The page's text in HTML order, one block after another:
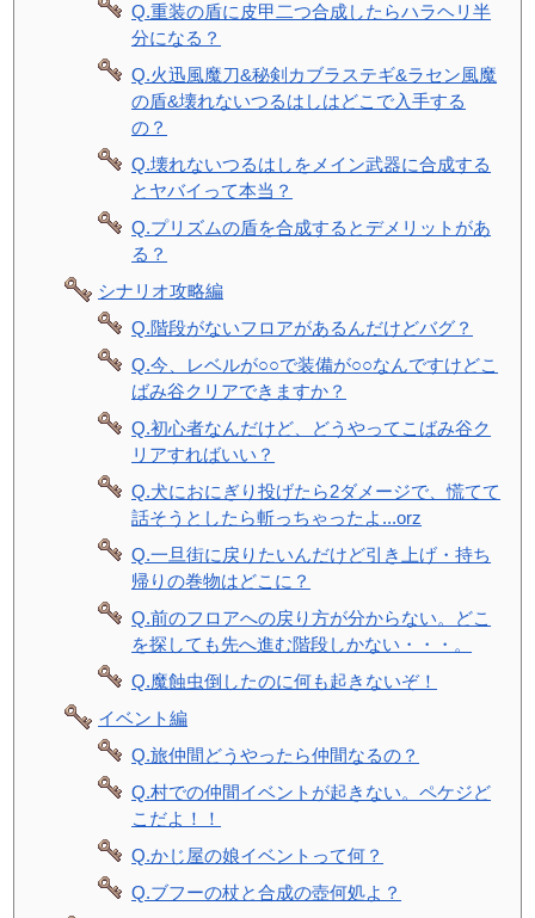
Q.重装の盾に皮甲二つ合成したらハラヘリ半
分になる？
Q.火迅風魔刀&秘剣カブラステギ&ラセン風魔
の盾&壊れないつるはしはどこで入手する
の？
Q.壊れないつるはしをメイン武器に合成する
とヤバイって本当？
Q.プリズムの盾を合成するとデメリットがあ
る？
シナリオ攻略編
Q.階段がないフロアがあるんだけどバグ？
Q.今、レベルが○○で装備が○○なんですけどこ
ばみ谷クリアできますか？
Q.初心者なんだけど、どうやってこばみ谷ク
リアすればいい？
Q.犬におにぎり投げたら2ダメージで、慌てて
話そうとしたら斬っちゃったよ...orz
Q.一旦街に戻りたいんだけど引き上げ・持ち
帰りの巻物はどこに？
Q.前のフロアへの戻り方が分からない。どこ
を探しても先へ進む階段しかない・・・。
Q.魔蝕虫倒したのに何も起きないぞ！
イベント編
Q.旅仲間どうやったら仲間なるの？
Q.村での仲間イベントが起きない。ペケジど
こだよ！！
Q.かじ屋の娘イベントって何？
Q.ブフーの杖と合成の壺何処よ？